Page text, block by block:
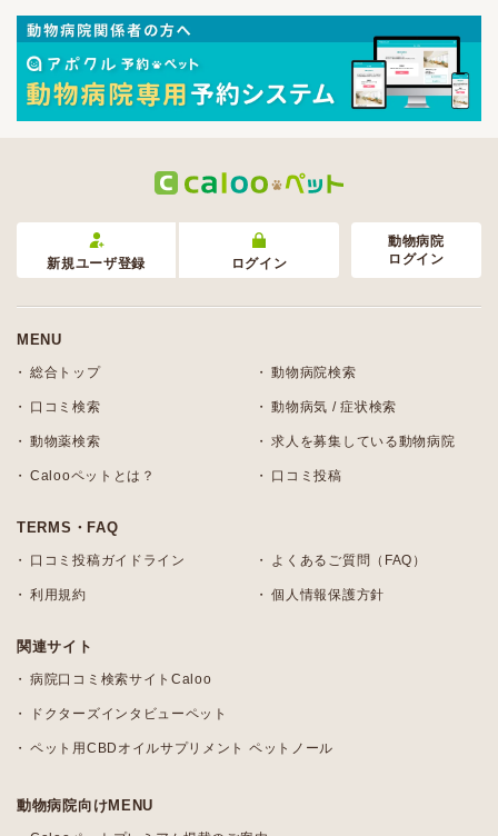
新規ユーザ登録 ログイン
動物病院
ログイン
MENU
総合トップ 動物病院検索
口コミ検索 動物病気 / 症状検索
動物薬検索 求人を募集している動物病院
Calooペットとは？ 口コミ投稿
TERMS・FAQ
口コミ投稿ガイドライン よくあるご質問（FAQ）
利用規約 個人情報保護方針
関連サイト
病院口コミ検索サイトCaloo
ドクターズインタビューペット
ペット用CBDオイルサプリメント ペットノール
動物病院向けMENU